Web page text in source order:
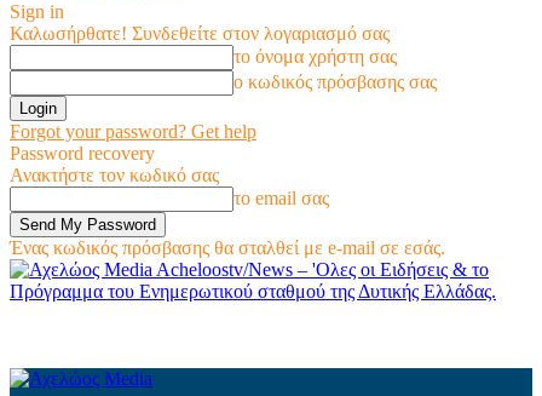
Sign in
Καλωσήρθατε! Συνδεθείτε στον λογαριασμό σας
το όνομα χρήστη σας
ο κωδικός πρόσβασης σας
Forgot your password? Get help
Password recovery
Ανακτήστε τον κωδικό σας
το email σας
Ένας κωδικός πρόσβασης θα σταλθεί με e-mail σε εσάς.
Acheloostv/News – 'Ολες οι Ειδήσεις & το
Πρόγραμμα του Ενημερωτικού σταθμού της Δυτικής Ελλάδας.